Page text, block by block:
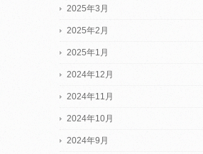
2025年3月
2025年2月
2025年1月
2024年12月
2024年11月
2024年10月
2024年9月